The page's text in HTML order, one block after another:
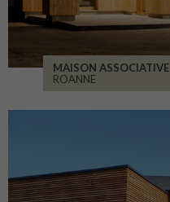
MAISON ASSOCIATIVE
ROANNE